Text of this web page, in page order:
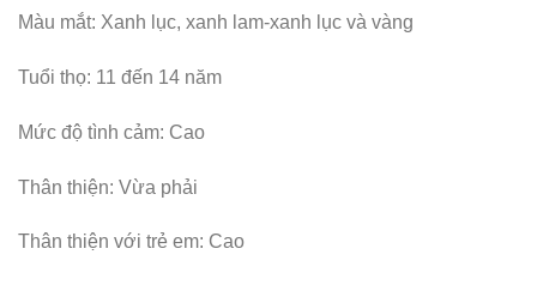
Màu mắt: Xanh lục, xanh lam-xanh lục và vàng
Tuổi thọ: 11 đến 14 năm
Mức độ tình cảm: Cao
Thân thiện: Vừa phải
Thân thiện với trẻ em: Cao